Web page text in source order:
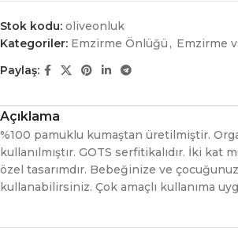
Stok kodu: oliveonluk
Kategoriler: Emzirme Önlüğü , Emzirme
Paylaş:
Açıklama
%100 pamuklu kumaştan üretilmiştir.
kullanılmıştır. GOTS serfitikalıdır. İki kat
özel tasarımdır. Bebeğinize ve
kullanabilirsiniz. Çok amaçlı kullanıma